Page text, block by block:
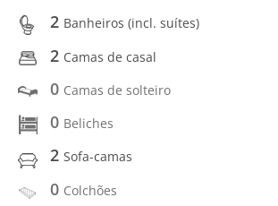
2 Banheiros (incl. suítes)
2 Camas de casal
0 Camas de solteiro
0 Beliches
2 Sofa-camas
0 Colchões